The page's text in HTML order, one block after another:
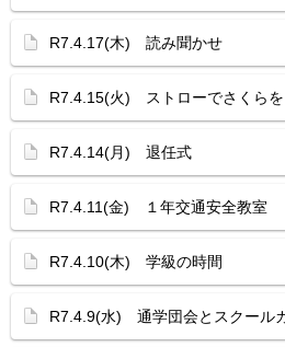
R7.4.17(木) 読み聞かせ
R7.4.15(火) ストローでさくらを
R7.4.14(月) 退任式
R7.4.11(金) １年交通安全教室
R7.4.10(木) 学級の時間
R7.4.9(水) 通学団会とスクール